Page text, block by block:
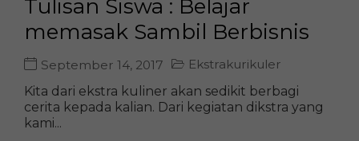
Tulisan Siswa : Belajar
memasak Sambil Berbisnis
September 14, 2017
Ekstrakurikuler
Kita dari ekstra kuliner akan sedikit berbagi
cerita kepada kalian. Dari kegiatan dikstra yang
kami...